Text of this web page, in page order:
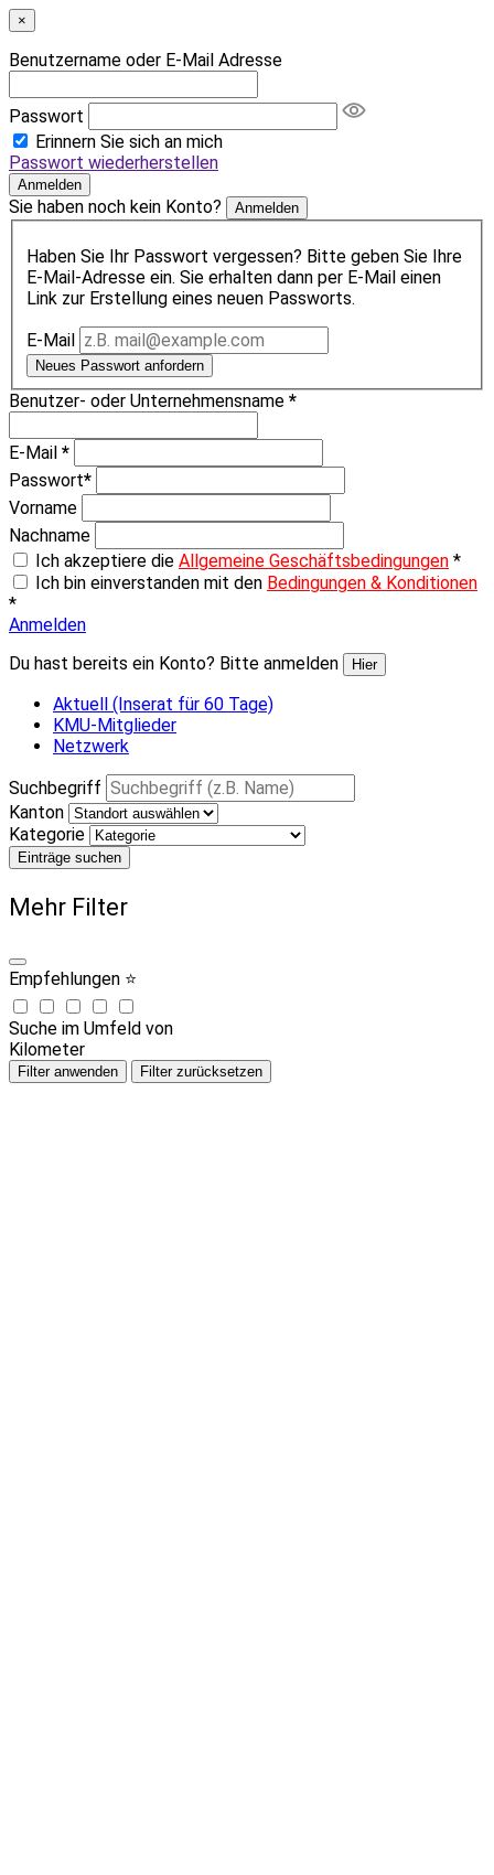
×
Benutzername oder E-Mail Adresse
Passwort
Erinnern Sie sich an mich
Passwort wiederherstellen
Anmelden
Sie haben noch kein Konto? Anmelden
Haben Sie Ihr Passwort vergessen? Bitte geben Sie Ihre
E-Mail-Adresse ein. Sie erhalten dann per E-Mail einen
Link zur Erstellung eines neuen Passworts.
E-Mail
Neues Passwort anfordern
Benutzer- oder Unternehmensname *
E-Mail *
Passwort*
Vorname
Nachname
Ich akzeptiere die Allgemeine Geschäftsbedingungen *
Ich bin einverstanden mit den Bedingungen & Konditionen
*
Anmelden
Du hast bereits ein Konto? Bitte anmelden
Hier
Aktuell (Inserat für 60 Tage)
KMU-Mitglieder
Netzwerk
Suchbegriff
Kanton
Kategorie
Einträge suchen
Mehr Filter
Empfehlungen ⭐
Suche im Umfeld von
Kilometer
Filter anwenden Filter zurücksetzen